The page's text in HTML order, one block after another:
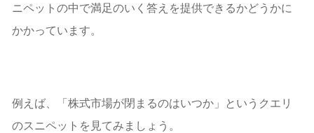
ニペットの中で満足のいく答えを提供できるかどうかに
かかっています。
例えば、「株式市場が閉まるのはいつか」というクエリ
のスニペットを見てみましょう。